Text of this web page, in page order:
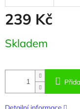
239 Kč
cena:
Skladem